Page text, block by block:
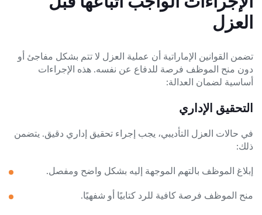
العزل
تضمن القوانين الإماراتية أن عملية العزل لا تتم بشكل مفاجئ أو
دون منح الموظف فرصة للدفاع عن نفسه. هذه الإجراءات
أساسية لضمان العدالة:
التحقيق الإداري
في حالات العزل التأديبي، يجب إجراء تحقيق إداري دقيق. يتضمن
ذلك:
إبلاغ الموظف بالتهم الموجهة إليه بشكل واضح ومفصل.
منح الموظف فرصة كافية للرد كتابيًا أو شفهيًا.